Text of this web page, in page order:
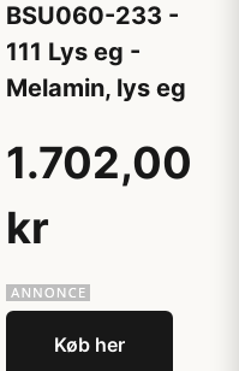
BSU060-233 -
111 Lys eg -
Melamin, lys eg
1.702,00
kr
Køb her